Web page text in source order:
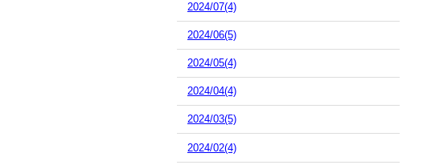
2024/07(4)
2024/06(5)
2024/05(4)
2024/04(4)
2024/03(5)
2024/02(4)